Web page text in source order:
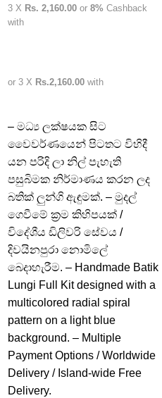
3 X Rs. 2,160.00 or 8% Cashback
with
or 3 X Rs.2,160.00 with
– මධ්‍ය ලක්ෂයක සිට
වෛවර්ණයෙන් පිටතට විහිදී
යන පරිදි ලා නිල් පැහැති
පසුබිමක නිර්මාණය කරන ලද
බතික් ලුන්ගි ඇඳුමක්. – මුදල්
ගෙවීමේ ක්‍රම කිහිපයක් /
විදේශීය ඩිලිවරි සේවය /
දිවයිනපුරා නොමිලේ
බෙදාහැරීම. – Handmade Batik
Lungi Full Kit designed with a
multicolored radial spiral
pattern on a light blue
background. – Multiple
Payment Options / Worldwide
Delivery / Island-wide Free
Delivery.